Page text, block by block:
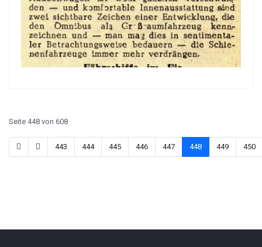
Seite 448 von 608
443 444 445 446 447 448 449 450